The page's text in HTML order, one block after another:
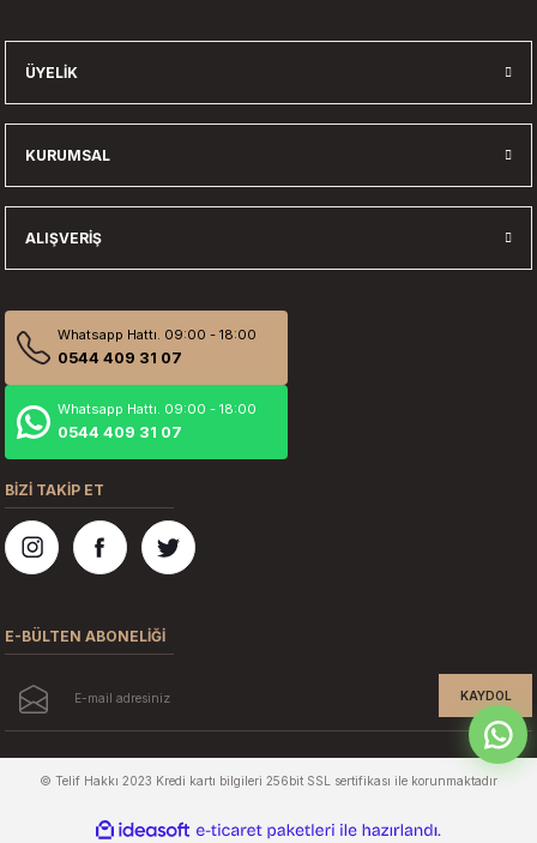
ÜYELIK
KURUMSAL
ALIŞVERIŞ
Whatsapp Hattı. 09:00 - 18:00
0544 409 31 07
Whatsapp Hattı. 09:00 - 18:00
0544 409 31 07
BİZİ TAKİP ET
E-BÜLTEN ABONELİĞİ
KAYDOL
© Telif Hakkı 2023 Kredi kartı bilgileri 256bit SSL sertifikası ile korunmaktadır
ideasoft
e-